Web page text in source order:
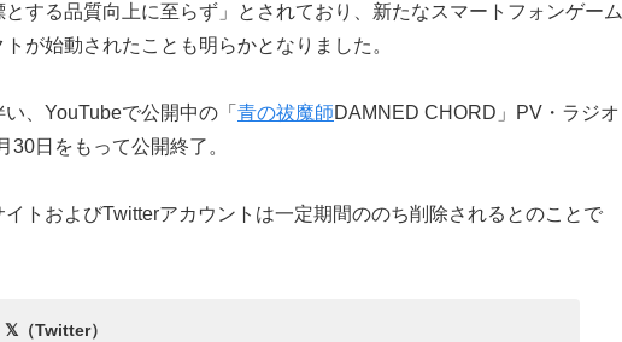
する品質向上に至らず」とされており、新たなスマートフォンゲーム
が始動されたことも明らかとなりました。
、YouTubeで公開中の「 青の祓魔師DAMNED CHORD」PV・ラジオ
30日をもって公開終了。
イトおよびTwitterアカウントは一定期間ののち削除されるとのことで